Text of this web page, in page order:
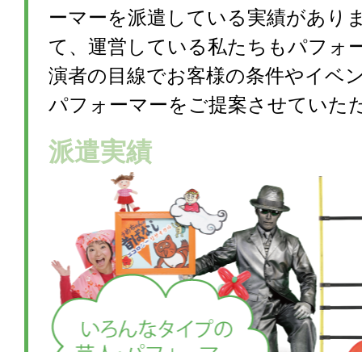
ーマーを派遣している実績があり
て、運営している私たちもパフォ
演者の目線でお客様の条件やイベ
パフォーマーをご提案させていた
派遣実績